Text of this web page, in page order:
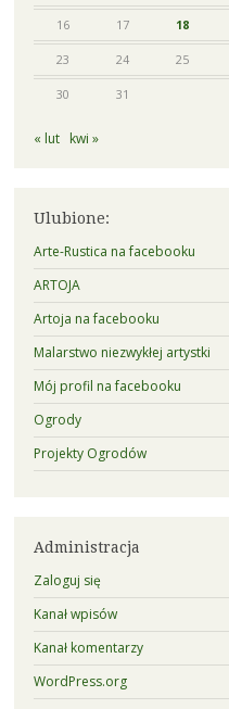
16 17 18
23 24 25
30 31
« lut kwi »
Ulubione:
Arte-Rustica na facebooku
ARTOJA
Artoja na facebooku
Malarstwo niezwykłej artystki
Mój profil na facebooku
Ogrody
Projekty Ogrodów
Administracja
Zaloguj się
Kanał wpisów
Kanał komentarzy
WordPress.org